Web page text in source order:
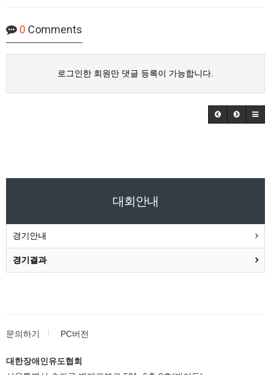
0 Comments
로그인한 회원만 댓글 등록이 가능합니다.
대회안내
경기안내
경기결과
문의하기 PC버전
대한장애인유도협회